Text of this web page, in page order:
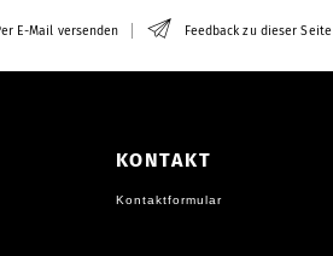
E-Mail versenden Feedback zu dieser Seite
KONTAKT
Kontaktformular